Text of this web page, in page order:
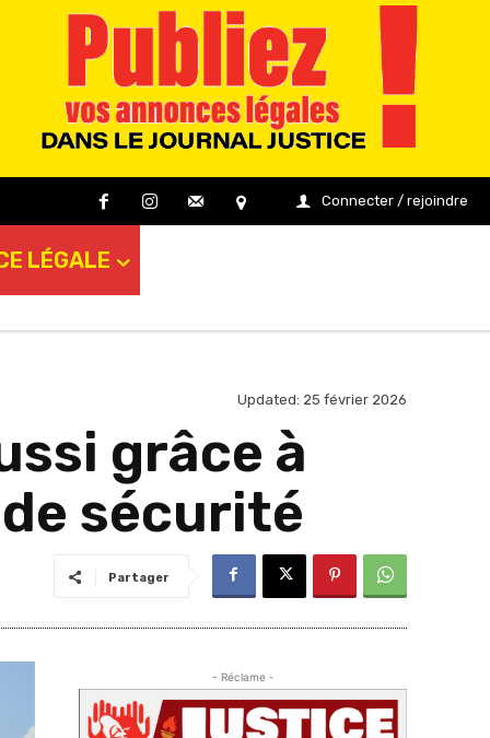
Connecter / rejoindre
LÉGALE
Updated: 25 février 2026
grâce à
sécurité
Partager
- Réclame -